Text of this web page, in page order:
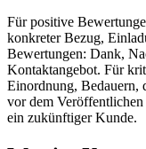
Für positive
konkreter Bezug,
Bewertungen: Dank,
Kontaktangebot. Für
Einordnung, Bedauern,
vor dem Veröffentlichen
ein zukünftiger Kunde.